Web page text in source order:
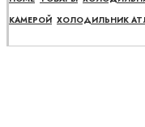
КАМЕРОЙ ХОЛОДИЛЬНИК